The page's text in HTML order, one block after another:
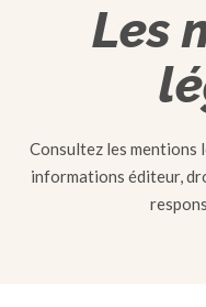
Les
Consultez les mentions
informations éditeur,